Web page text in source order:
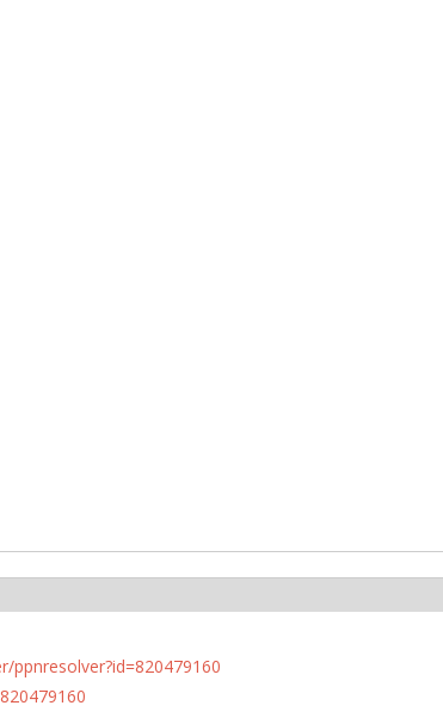
ppnresolver?id=820479160